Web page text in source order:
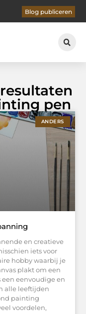
Blog publiceren
pen
ANDERS
en creatieve
iets voor
hobby waarbij je
plakt om een
eenvoudige en
alle leeftijden
painting
voordelen,